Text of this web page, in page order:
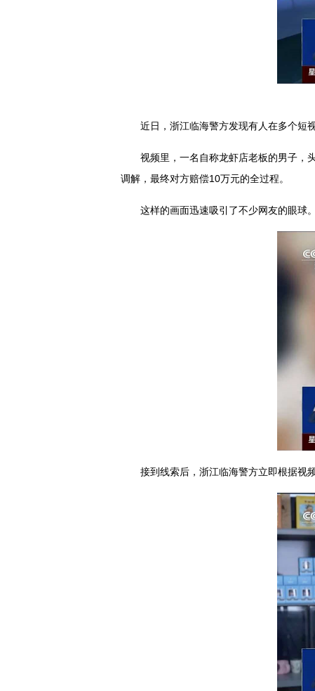
近日，浙江临海警方发现有人在多个短
视频里，一名自称龙虾店老板的男子，
调解，最终对方赔偿10万元的全过程。
这样的画面迅速吸引了不少网友的眼球。
接到线索后，浙江临海警方立即根据视